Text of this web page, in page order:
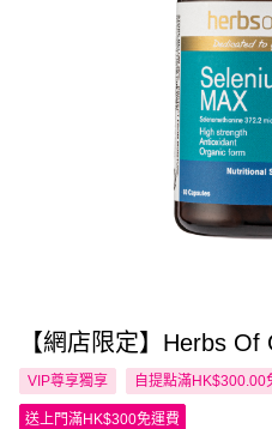
【網店限定】Herbs
VIP尊享獨享 自提點滿HK$300.00
送上門滿HK$300免運費